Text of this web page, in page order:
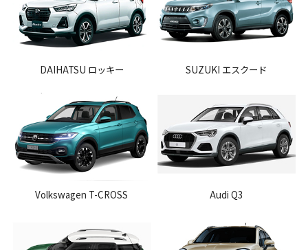
DAIHATSU ロッキー SUZUKI エスクード
Volkswagen T-CROSS Audi Q3